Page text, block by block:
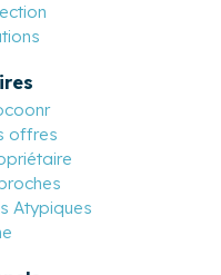
offres
Atypiques